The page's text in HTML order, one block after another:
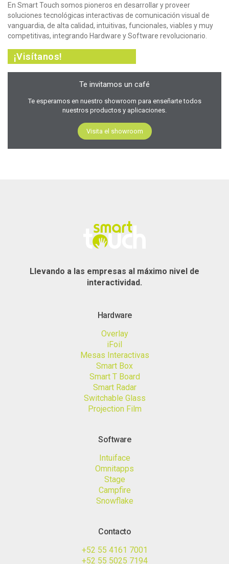
En Smart Touch somos pioneros en desarrollar y proveer
soluciones tecnológicas interactivas de comunicación visual de
vanguardia, de alta calidad, intuitivas, funcionales, viables y muy
competitivas, integrando Hardware y Software revolucionario.
¡Visítanos!
Te invitamos un café
Te esperamos en nuestro showroom para enseñarte todos
nuestros productos y aplicaciones.
Visita el showroom
Llevando a las empresas al máximo nivel de
interactividad.
Hardware
Overlay
iFoil
Mesas Interactivas
Smart Box
Smart T Board
Smart Radar
Switchable Glass
Projection Film
Software
Intuiface
Omnitapps
Stage
Campfire
Snowflake
Contacto
+52 55 4161 7001
+52 55 5025 7194